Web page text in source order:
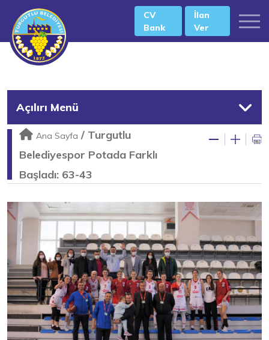
CV
Bank
İlan
Ver
Açılırı Menü
Ana Sayfa / Turgutlu
Belediyespor Potada Farklı
Başladı: 63-43